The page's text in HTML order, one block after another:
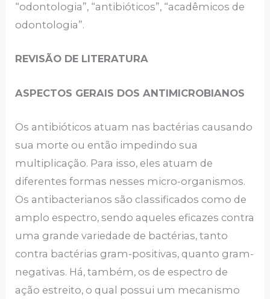
“odontologia”, “antibióticos”, “acadêmicos de
odontologia”.
REVISÃO DE LITERATURA
ASPECTOS GERAIS DOS ANTIMICROBIANOS
Os antibióticos atuam nas bactérias causando
sua morte ou então impedindo sua
multiplicação. Para isso, eles atuam de
diferentes formas nesses micro-organismos.
Os antibacterianos são classificados como de
amplo espectro, sendo aqueles eficazes contra
uma grande variedade de bactérias, tanto
contra bactérias gram-positivas, quanto gram-
negativas. Há, também, os de espectro de
ação estreito, o qual possui um mecanismo